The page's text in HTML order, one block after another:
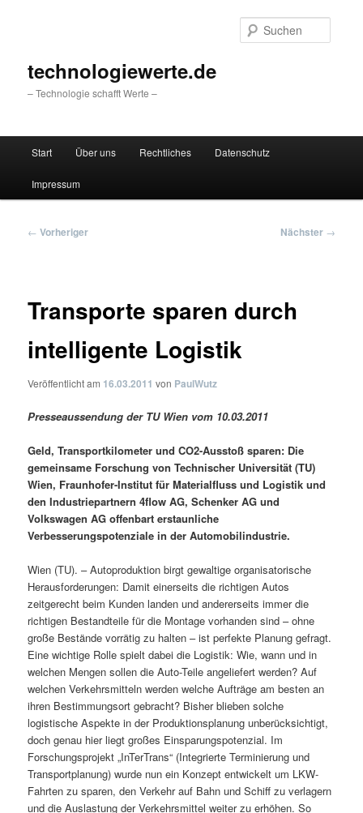
technologiewerte.de
– Technologie schafft Werte –
Start Über uns Rechtliches Datenschutz
Impressum
Beitragsnavigation
← Vorheriger Nächster →
Transporte sparen durch
intelligente Logistik
Veröffentlicht am 16.03.2011 von PaulWutz
Presseaussendung der TU Wien vom 10.03.2011
Geld, Transportkilometer und CO2-Ausstoß sparen: Die
gemeinsame Forschung von Technischer Universität (TU)
Wien, Fraunhofer-Institut für Materialfluss und Logistik und
den Industriepartnern 4flow AG, Schenker AG und
Volkswagen AG offenbart erstaunliche
Verbesserungspotenziale in der Automobilindustrie.
Wien (TU). – Autoproduktion birgt gewaltige organisatorische
Herausforderungen: Damit einerseits die richtigen Autos
zeitgerecht beim Kunden landen und andererseits immer die
richtigen Bestandteile für die Montage vorhanden sind – ohne
große Bestände vorrätig zu halten – ist perfekte Planung gefragt.
Eine wichtige Rolle spielt dabei die Logistik: Wie, wann und in
welchen Mengen sollen die Auto-Teile angeliefert werden? Auf
welchen Verkehrsmitteln werden welche Aufträge am besten an
ihren Bestimmungsort gebracht? Bisher blieben solche
logistische Aspekte in der Produktionsplanung unberücksichtigt,
doch genau hier liegt großes Einsparungspotenzial. Im
Forschungsprojekt „InTerTrans“ (Integrierte Terminierung und
Transportplanung) wurde nun ein Konzept entwickelt um LKW-
Fahrten zu sparen, den Verkehr auf Bahn und Schiff zu verlagern
und die Auslastung der Verkehrsmittel weiter zu erhöhen. So